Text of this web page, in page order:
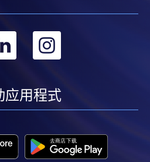
转
linkedin
转
应用程式